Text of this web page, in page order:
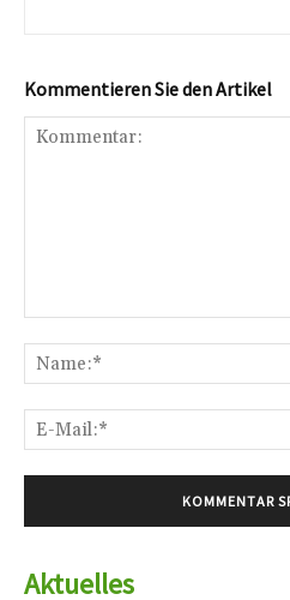
Kommentieren Sie den Artikel
Aktuelles